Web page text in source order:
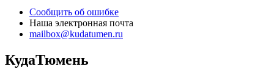
Сообщить об ошибке
Наша электронная почта
mailbox@kudatumen.ru
КудаТюмень